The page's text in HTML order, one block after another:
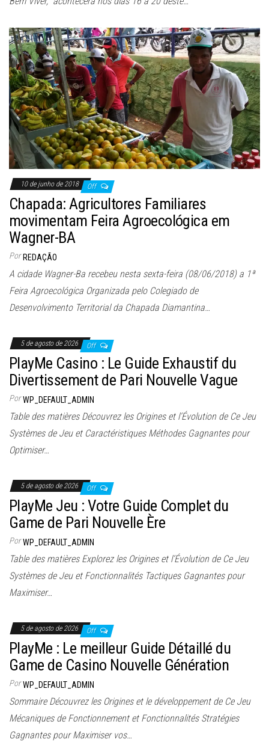
10 de junho de 2018 Off
Chapada: Agricultores Familiares
movimentam Feira Agroecológica em
Wagner-BA
Por REDAÇÃO
A cidade Wagner-Ba recebeu nesta sexta-feira (08/06/2018) a 1ª
Feira Agroecológica Organizada pelo Colegiado de
Desenvolvimento Territorial da Chapada Diamantina…
5 de agosto de 2026 Off
PlayMe Casino : Le Guide Exhaustif du
Divertissement de Pari Nouvelle Vague
Por WP_DEFAULT_ADMIN
Table des matières Découvrez les Origines et l’Évolution de Ce Jeu
Systèmes de Jeu et Caractéristiques Méthodes Gagnantes pour
Optimiser…
5 de agosto de 2026 Off
PlayMe Jeu : Votre Guide Complet du
Game de Pari Nouvelle Ère
Por WP_DEFAULT_ADMIN
Table des matières Explorez les Origines et l’Évolution de Ce Jeu
Systèmes de Jeu et Fonctionnalités Tactiques Gagnantes pour
Maximiser…
5 de agosto de 2026 Off
PlayMe : Le meilleur Guide Détaillé du
Game de Casino Nouvelle Génération
Por WP_DEFAULT_ADMIN
Sommaire Découvrez les Origines et le développement de Ce Jeu
Mécaniques de Fonctionnement et Fonctionnalités Stratégies
Gagnantes pour Maximiser vos…